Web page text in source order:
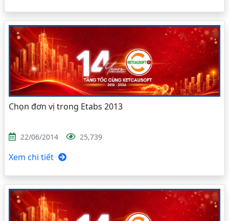
Chọn đơn vị trong Etabs 2013
22/06/2014 25,739
Xem chi tiết